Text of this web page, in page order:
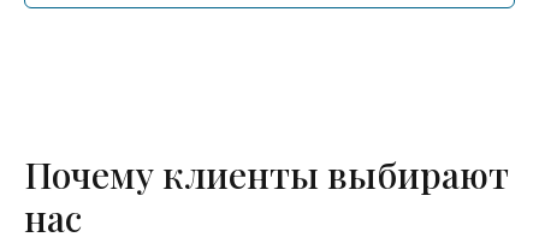
Почему клиенты выбирают
нас